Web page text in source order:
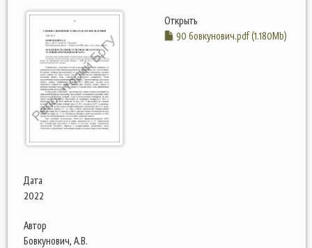
Открыть
90 бовкунович.pdf (1.180Mb)
Дата
2022
Автор
Бовкунович, А.В.